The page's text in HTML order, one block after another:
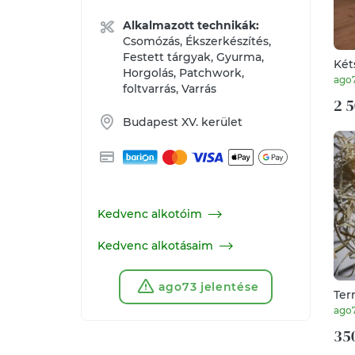
Alkalmazott technikák:
Csomózás, Ékszerkészítés,
Festett tárgyak, Gyurma,
Horgolás, Patchwork,
foltvarrás, Varrás
Budapest XV. kerület
Kedvenc alkotóim
Kedvenc alkotásaim
ago73 jelentése
2